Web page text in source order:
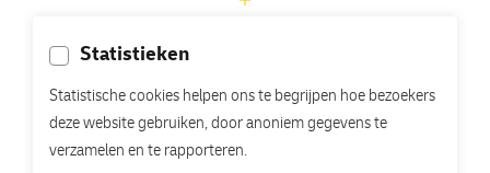
Statistieken
Statistische cookies helpen ons te begrijpen hoe bezoekers
deze website gebruiken, door anoniem gegevens te
verzamelen en te rapporteren.